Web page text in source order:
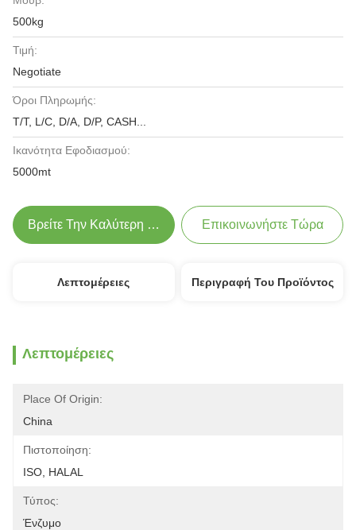
500kg
Τιμή:
Negotiate
Όροι Πληρωμής:
T/T, L/C, D/A, D/P, CASH...
Ικανότητα Εφοδιασμού:
5000mt
Βρείτε Την Καλύτερη Τιμή Επικοινωνήστε Τώρα
Λεπτομέρειες Περιγραφή Του Προϊόντος
Λεπτομέρειες
Place Of Origin:
China
Πιστοποίηση:
ISO, HALAL
Τύπος:
Ένζυμο